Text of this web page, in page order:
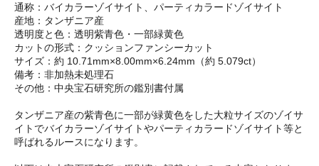
通称：バイカラーゾイサイト、パーティカラードゾイサイト
産地：タンザニア産
透明度と色：透明紫青色・一部緑黄色
カットの形式：クッションファンシーカット
サイズ：約 10.71mm×8.00mm×6.24mm（約 5.079ct）
備考：非加熱未処理石
その他：中央宝石研究所の鑑別書付属
タンザニア産の紫青色に一部が緑黄色をした大粒サイズのゾイサ
イトでバイカラーゾイサイトやパーティカラードゾイサイト等と
呼ばれるルースになります。